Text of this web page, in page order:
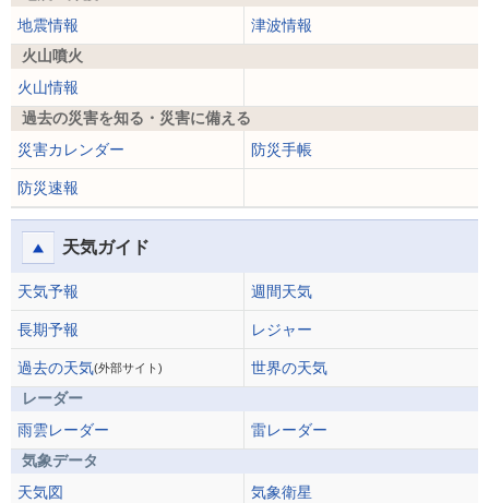
地震情報
津波情報
火山噴火
火山情報
過去の災害を知る・災害に備える
災害カレンダー
防災手帳
防災速報
天気ガイド
天気予報 週間天気
長期予報 レジャー
過去の天気(外部サイト)
世界の天気
レーダー
雨雲レーダー
雷レーダー
気象データ
天気図
気象衛星